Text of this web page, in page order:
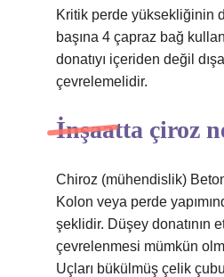
Kritik perde yüksekliğinin
başına 4 çapraz bağ
donatıyı içeriden değil
çevrelemelidir.
İnşaatta çiroz
Chiroz (mühendislik)
Kolon veya perde
şeklidir. Düşey donatının
çevrelenmesi mümkün
Uçları bükülmüş çelik